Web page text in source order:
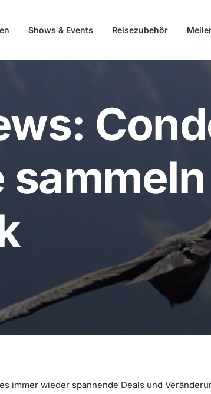
Shows & Events Reisezubehör
immer wieder spannende Deals und